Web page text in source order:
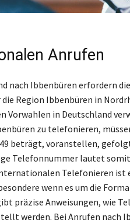
Anrufen
nach Ibbenbüren erfordern
die Region Ibbenbüren in
in Deutschland
zu telefonieren,
beträgt, voranstellen,
Telefonnummer lautet
Telefonieren ist
wenn es um die
präzise Anweisungen, wie
werden. Bei Anrufen nach